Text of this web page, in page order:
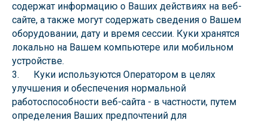
содержат информацию о Ваших действиях на веб-
сайте, а также могут содержать сведения о Вашем
оборудовании, дату и время сессии. Куки хранятся
локально на Вашем компьютере или мобильном
устройстве.
3. Куки используются Оператором в целях
улучшения и обеспечения нормальной
работоспособности веб-сайта - в частности, путем
определения Ваших предпочтений для